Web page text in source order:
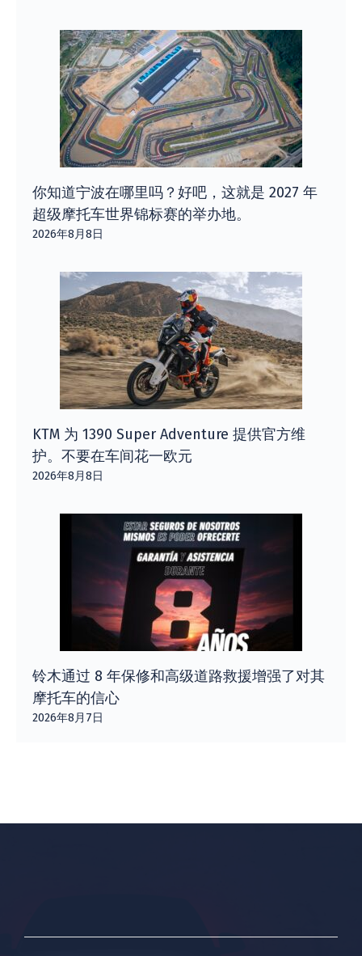
你知道宁波在哪里吗？好吧，这就是 2027 年
超级摩托车世界锦标赛的举办地。
2026年8月8日
KTM 为 1390 Super Adventure 提供官方维
护。不要在车间花一欧元
2026年8月8日
铃木通过 8 年保修和高级道路救援增强了对其
摩托车的信心
2026年8月7日